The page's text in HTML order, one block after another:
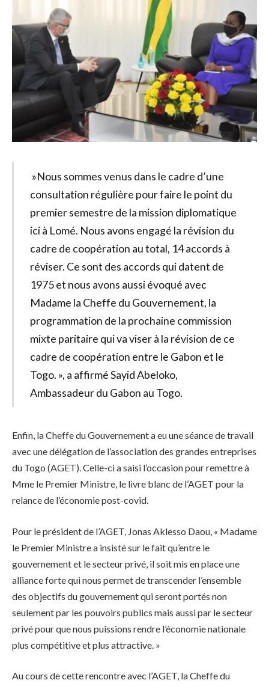
»Nous sommes venus dans le cadre d’une
consultation régulière pour faire le point du
premier semestre de la mission diplomatique
ici à Lomé. Nous avons engagé la révision du
cadre de coopération au total, 14 accords à
réviser. Ce sont des accords qui datent de
1975 et nous avons aussi évoqué avec
Madame la Cheffe du Gouvernement, la
programmation de la prochaine commission
mixte paritaire qui va viser à la révision de ce
cadre de coopération entre le Gabon et le
Togo. », a affirmé Sayid Abeloko,
Ambassadeur du Gabon au Togo.
Enfin, la Cheffe du Gouvernement a eu une séance de travail
avec une délégation de l’association des grandes entreprises
du Togo (AGET). Celle-ci a saisi l’occasion pour remettre à
Mme le Premier Ministre, le livre blanc de l’AGET pour la
relance de l’économie post-covid.
Pour le président de l’AGET, Jonas Aklesso Daou, « Madame
le Premier Ministre a insisté sur le fait qu’entre le
gouvernement et le secteur privé, il soit mis en place une
alliance forte qui nous permet de transcender l’ensemble
des objectifs du gouvernement qui seront portés non
seulement par les pouvoirs publics mais aussi par le secteur
privé pour que nous puissions rendre l’économie nationale
plus compétitive et plus attractive. »
Au cours de cette rencontre avec l’AGET, la Cheffe du